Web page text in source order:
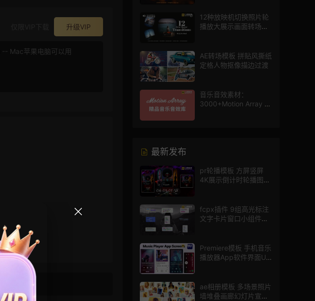
升级VIP
-- Mac苹果电脑可以用
12种放映机切换照片轮
播放大展示画面转场动
AE转场模板 拼贴风撕纸
定格人物抠像描边过渡
音乐音效素材：
3000+Motion Array 影
最新发布
pr轮播模板 方屏竖屏
4K展示倒计时轮播图
fcpx插件 9组高光标注
文字卡片窗口小组件浮
Premiere模板 手机音乐
播放器App软件界面UI
ae相册模板 多场景照片
墙堆叠画廊幻灯片宣传